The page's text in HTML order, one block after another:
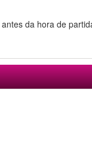
da hora de